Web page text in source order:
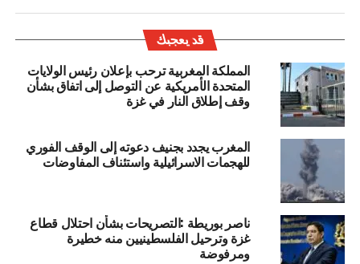
قد يعجبك
المملكة المغربية ترحب بإعلان رئيس الولايات
المتحدة الأمريكية عن التوصل إلى اتفاق بشأن
وقف إطلاق النار في غزة
المغرب يجدد بجنيف دعوته إلى الوقف الفوري
للهجمات الاسرائيلية واستئناف المفاوضات
ناصر بوريطة :التصريحات بشأن احتلال قطاع
غزة وترحيل الفلسطينيين منه خطيرة
ومرفوضة